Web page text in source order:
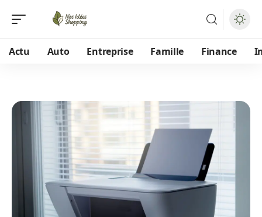
Actu Auto Entreprise Famille Finance